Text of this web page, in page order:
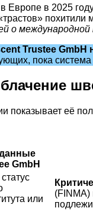
Европе в 2025
о международной
Trustee GmbH
пока система
её
GmbH
или
(FINMA)